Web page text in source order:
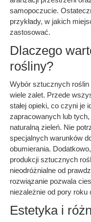
samopoczucie.
przykłady, w jakich
zastosować.
Dlaczego
rośliny?
Wybór sztucznych
wiele zalet. Przede
stałej opieki, co czyni je
zapracowanych lub
naturalną zieleń. Nie
specjalnych warunków
obumierania.
produkcji sztucznych
nieodróżnialne od
rozwiązanie pozwala
niezależnie od pory
Estetyka i